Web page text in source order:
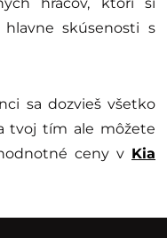
skúsenosti s
sa dozvieš všetko
tvoj tím ale môžete
ceny v Kia